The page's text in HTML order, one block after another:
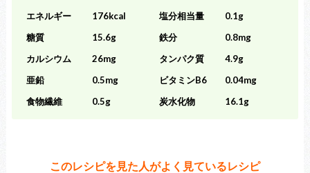
エネルギー 176kcal 塩分相当量
0.1g
糖質
15.6g 鉄分
0.8mg
カルシウム
26mg タンパク質
4.9g
亜鉛
0.5mg ビタミンB6
0.04mg
食物繊維
0.5g 炭水化物 16.1g
このレシピを見た人がよく見ているレシピ